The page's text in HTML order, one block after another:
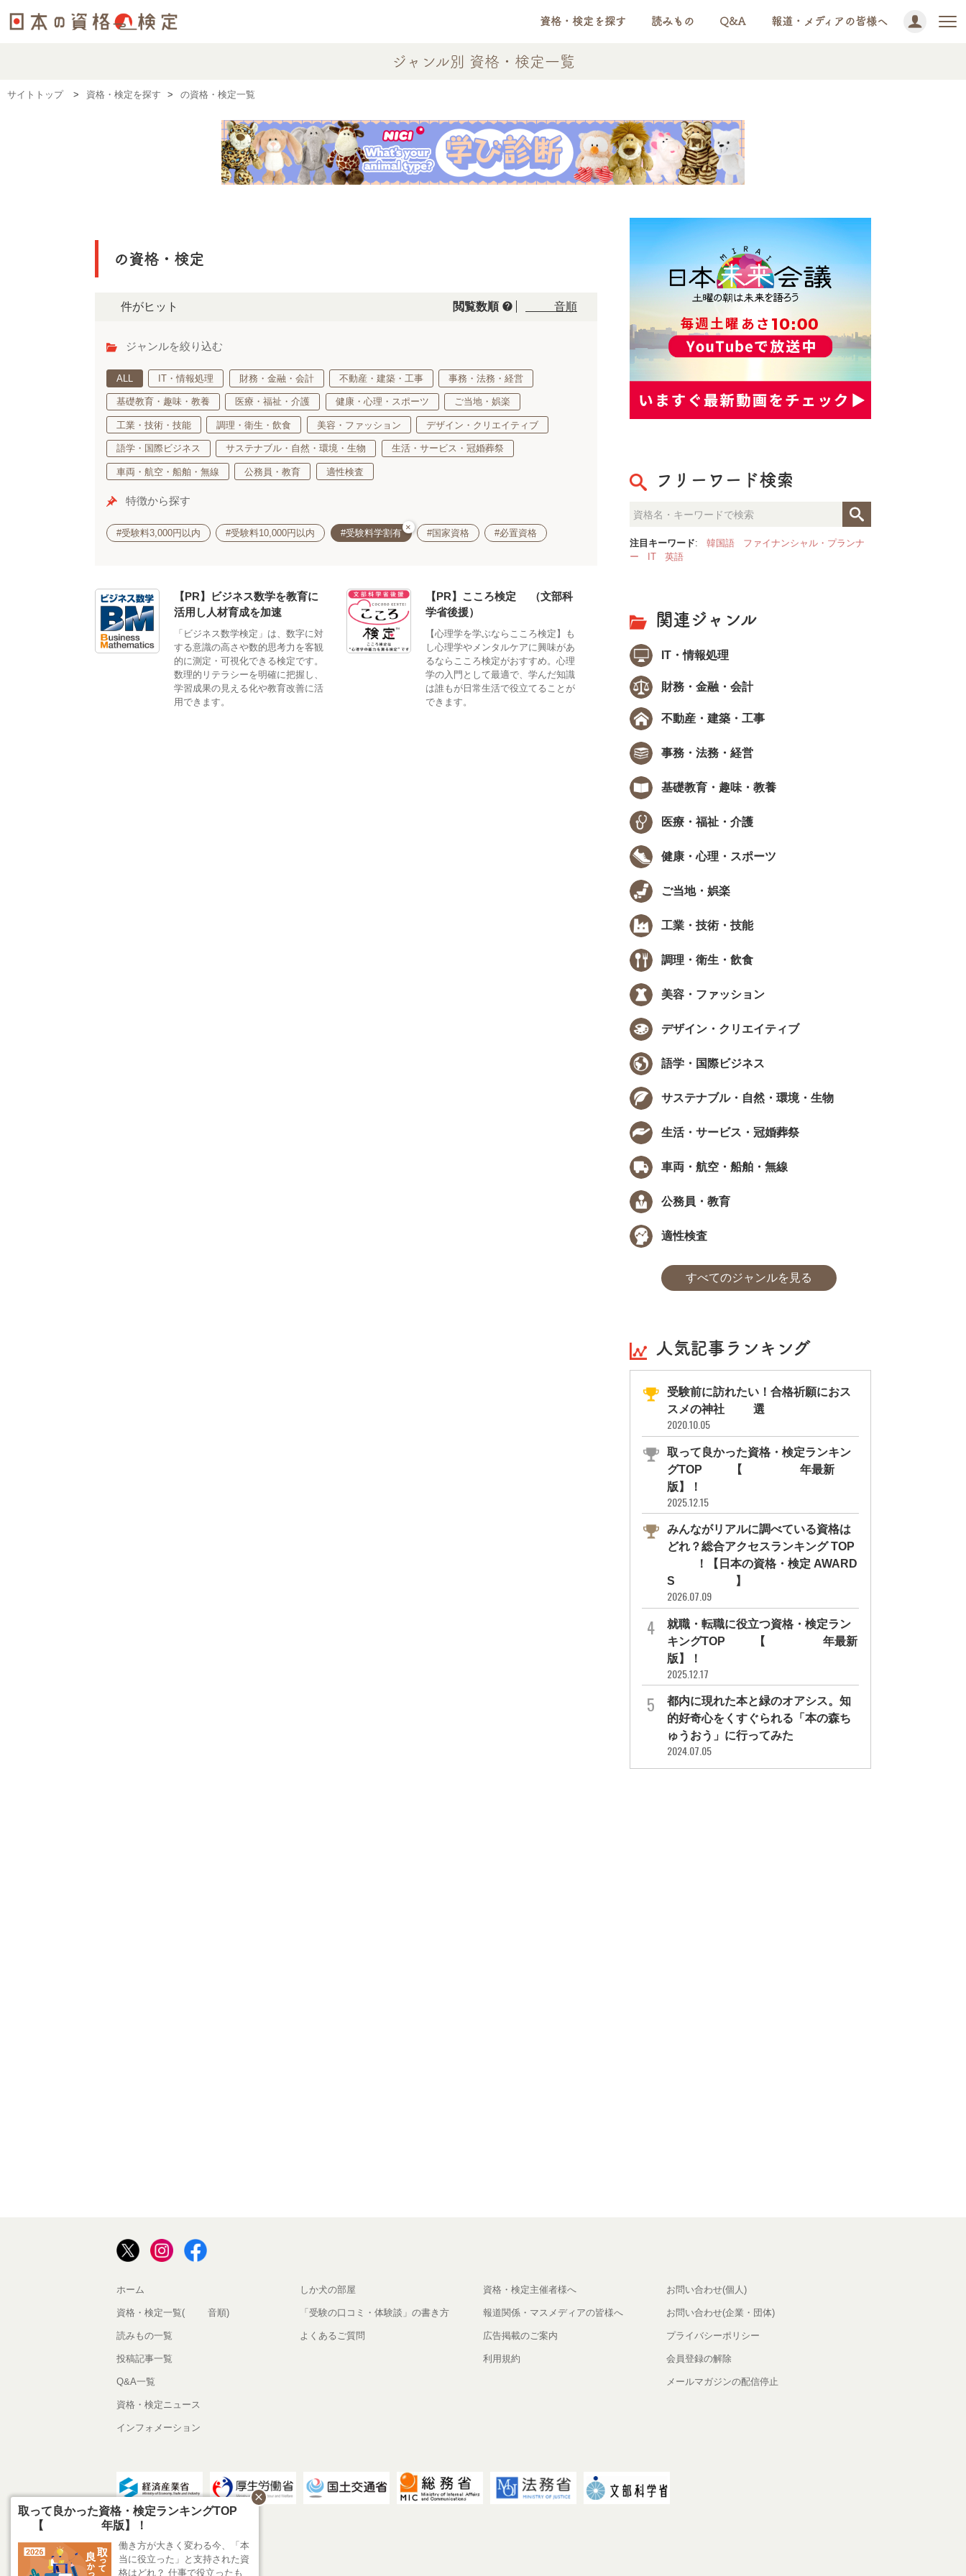
資格・検定を探す 読みもの Q&A 報道・メディアの皆様へ
ジャンル別 資格・検定一覧
サイトトップ 資格・検定を探す の資格・検定一覧
の資格・検定
0件がヒット 閲覧数順 help 50音順
ジャンルを絞り込む
ALL IT・情報処理 財務・金融・会計 不動産・建築・工事 事務・法務・経営
基礎教育・趣味・教養 医療・福祉・介護 健康・心理・スポーツ ご当地・娯楽
工業・技術・技能 調理・衛生・飲食 美容・ファッション デザイン・クリエイティブ
語学・国際ビジネス サステナブル・自然・環境・生物 生活・サービス・冠婚葬祭
車両・航空・船舶・無線 公務員・教育 適性検査
特徴から探す
#受験料3,000円以内 #受験料10,000円以内 #受験料学割有
×
#国家資格 #必置資格
【PR】ビジネス数学を教育に
活用し人材育成を加速
「ビジネス数学検定」は、数字に対
する意識の高さや数的思考力を客観
的に測定・可視化できる検定です。
数理的リテラシーを明確に把握し、
学習成果の見える化や教育改善に活
用できます。
【PR】こころ検定®（文部科
学省後援）
【心理学を学ぶならこころ検定】も
し心理学やメンタルケアに興味があ
るならこころ検定がおすすめ。心理
学の入門として最適で、学んだ知識
は誰もが日常生活で役立てることが
できます。
フリーワード検索
注目キーワード: 韓国語
ファイナンシャル・プランナ
ー
IT 英語
関連ジャンル
IT・情報処理
財務・金融・会計
不動産・建築・工事
事務・法務・経営
基礎教育・趣味・教養
医療・福祉・介護
健康・心理・スポーツ
ご当地・娯楽
工業・技術・技能
調理・衛生・飲食
美容・ファッション
デザイン・クリエイティブ
語学・国際ビジネス
サステナブル・自然・環境・生物
生活・サービス・冠婚葬祭
車両・航空・船舶・無線
公務員・教育
適性検査
すべてのジャンルを見る
人気記事ランキング
受験前に訪れたい！合格祈願におス
スメの神社11選
2020.10.05
取って良かった資格・検定ランキン
グTOP10【2026年最新
版】！
2025.12.15
みんながリアルに調べている資格は
どれ？総合アクセスランキング TOP
10！【日本の資格・検定 AWARD
S 2026】
2026.07.09
就職・転職に役立つ資格・検定ラン
キングTOP30【2026年最新
版】！
2025.12.17
都内に現れた本と緑のオアシス。知
的好奇心をくすぐられる「本の森ち
ゅうおう」に行ってみた
2024.07.05
ホーム
資格・検定一覧(50音順)
読みもの一覧
投稿記事一覧
Q&A一覧
資格・検定ニュース
インフォメーション
しか犬の部屋
「受験の口コミ・体験談」の書き方
よくあるご質問
資格・検定主催者様へ
報道関係・マスメディアの皆様へ
広告掲載のご案内
利用規約
お問い合わせ(個人)
お問い合わせ(企業・団体)
プライバシーポリシー
会員登録の解除
メールマガジンの配信停止
取って良かった資格・検定ランキングTOP1
0【2026年版】！
働き方が大きく変わる今、「本
当に役立った」と支持された資
格はどれ？ 仕事で役立ったも
close